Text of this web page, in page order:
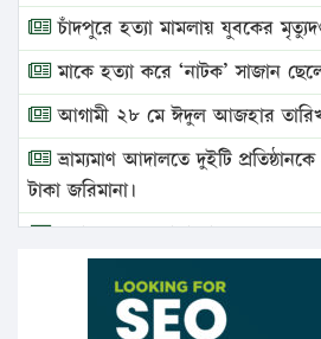
চাঁদপুরে হত্যা মামলায় যুবকের
মাকে হত্যা করে ‘নাটক’ সাজান
আগামী ২৮ মে ঈদুল আজহার
ভ্রাম্যমাণ আদালতে দুইটি
টাকা জরিমানা।
এবার লঞ্চের ভাড়া বাড়ল
১৭ থেকে ২১ শতাংশ বিদ্যুতের দাম
১৬ মে চাঁদপুর ও ২৫ মে ফেনী সফরে